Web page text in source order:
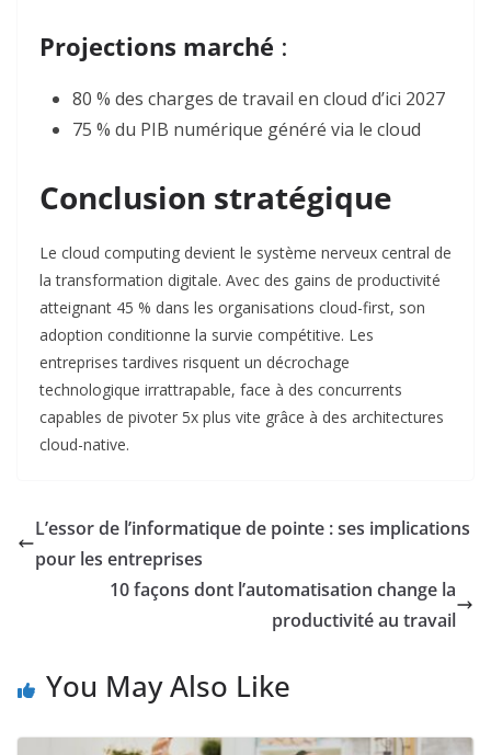
Projections marché :
80 % des charges de travail en cloud d’ici 2027
75 % du PIB numérique généré via le cloud
Conclusion stratégique
Le cloud computing devient le système nerveux central de
la transformation digitale. Avec des gains de productivité
atteignant 45 % dans les organisations cloud-first, son
adoption conditionne la survie compétitive. Les
entreprises tardives risquent un décrochage
technologique irrattrapable, face à des concurrents
capables de pivoter 5x plus vite grâce à des architectures
cloud-native.
L’essor de l’informatique de pointe : ses implications
pour les entreprises
10 façons dont l’automatisation change la
productivité au travail
You May Also Like